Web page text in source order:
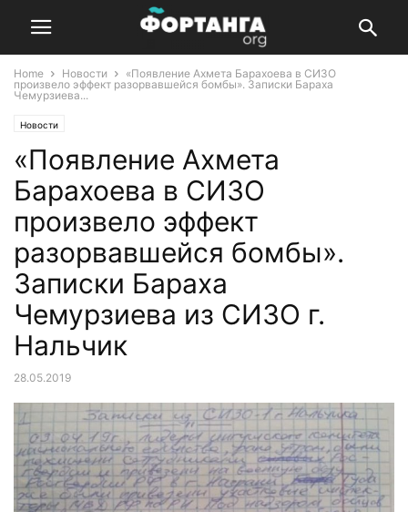
Home Новости
«Появление Ахмета Барахоева в СИЗО
произвело эффект разорвавшейся бомбы». Записки Бараха
Чемурзиева...
Новости
«Появление Ахмета
Барахоева в СИЗО
произвело эффект
разорвавшейся бомбы».
Записки Бараха
Чемурзиева из СИЗО г.
Нальчик
28.05.2019